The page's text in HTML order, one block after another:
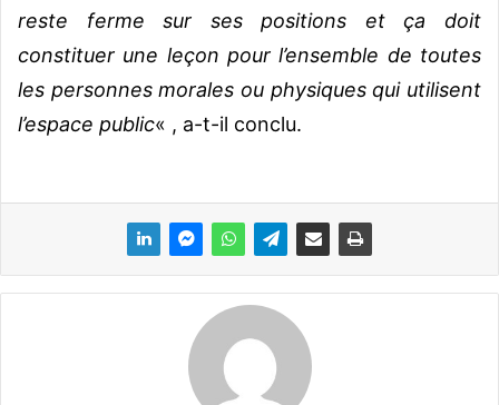
reste ferme sur ses positions et ça doit
constituer une leçon pour l’ensemble de toutes
les personnes morales ou physiques qui utilisent
l’espace public« , a-t-il conclu.